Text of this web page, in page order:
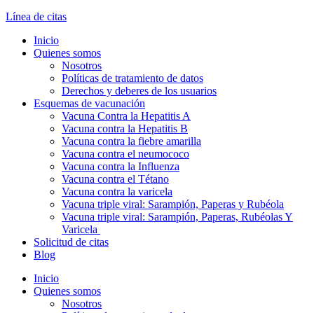
Línea de citas
Inicio
Quienes somos
Nosotros
Políticas de tratamiento de datos
Derechos y deberes de los usuarios
Esquemas de vacunación
Vacuna Contra la Hepatitis A
Vacuna contra la Hepatitis B
Vacuna contra la fiebre amarilla
Vacuna contra el neumococo
Vacuna contra la Influenza
Vacuna contra el Tétano
Vacuna contra la varicela
Vacuna triple viral: Sarampión, Paperas y Rubéola
Vacuna triple viral: Sarampión, Paperas, Rubéolas Y
Varicela
Solicitud de citas
Blog
Inicio
Quienes somos
Nosotros